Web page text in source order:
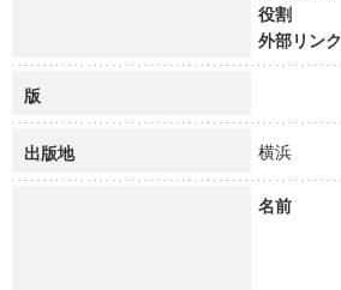
役割
外部リンク
版
出版地 横浜
名前